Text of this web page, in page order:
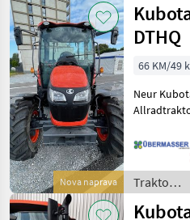
Nova naprava
DTHQ
66 KM/49
Neur
Allradtraktor
+
Traktor /
Kubota